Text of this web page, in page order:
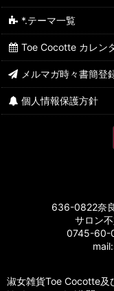
*.テーマ一覧
Toe Cocotte カレン
メルマガ時々書簡登
個人情報保護方針
636-0822奈
サロン
0745-60-
淑女雑貨Toe Cocotte及